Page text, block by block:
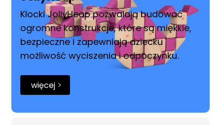
Klocki JollyHeap pozwalają budować
ogromne konstrukcje, które są miękkie,
bezpieczne i zapewniają dziecku
możliwość wyciszenia i odpoczynku.
więcej